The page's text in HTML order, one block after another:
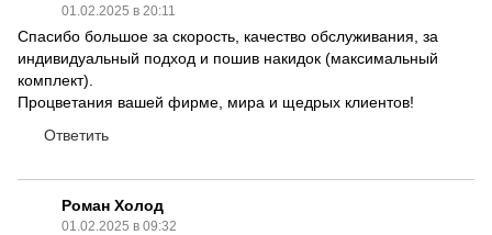
01.02.2025 в 20:11
Спасибо большое за скорость, качество обслуживания, за
индивидуальный подход и пошив накидок (максимальный
комплект).
Процветания вашей фирме, мира и щедрых клиентов!
Ответить
Роман Холод
01.02.2025 в 09:32